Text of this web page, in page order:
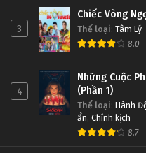
3
Chiếc Vòng
Thể loại: Tâm Lý
8.0
4
Những Cuộc
(Phần 1)
Thể loại: Hành
ẩn, Chính kịch
8.7